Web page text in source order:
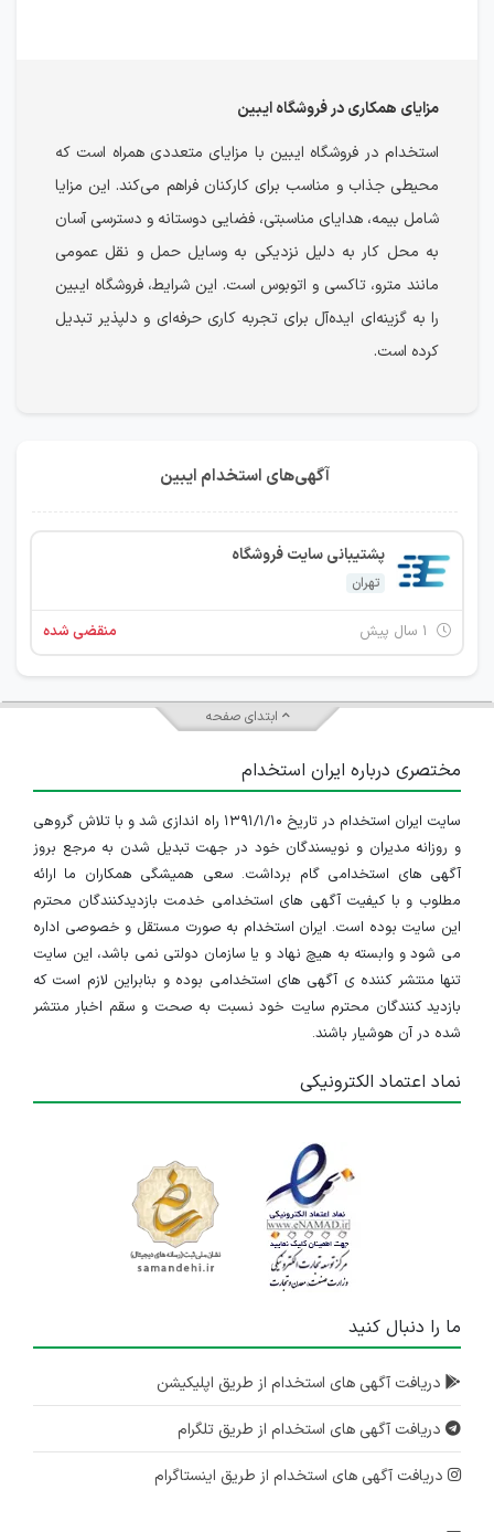
مزایای همکاری در فروشگاه ایبین
استخدام در فروشگاه ایبین با مزایای متعددی همراه است که
محیطی جذاب و مناسب برای کارکنان فراهم می‌کند. این مزایا
شامل بیمه، هدایای مناسبتی، فضایی دوستانه و دسترسی آسان
به محل کار به دلیل نزدیکی به وسایل حمل و نقل عمومی
مانند مترو، تاکسی و اتوبوس است. این شرایط، فروشگاه ایبین
را به گزینه‌ای ایده‌آل برای تجربه کاری حرفه‌ای و دلپذیر تبدیل
کرده است.
آگهی‌های استخدام ایبین
پشتیبانی سایت فروشگاه
تهران
منقضی شده
ابتدای صفحه
مختصری درباره ایران استخدام
سایت ایران استخدام در تاریخ ۱۳۹۱/۱/۱۰ راه اندازی شد و با تلاش گروهی
و روزانه مدیران و نویسندگان خود در جهت تبدیل شدن به مرجع بروز
آگهی های استخدامی گام برداشت. سعی همیشگی همکاران ما ارائه
مطلوب و با کیفیت آگهی های استخدامی خدمت بازدیدکنندگان محترم
این سایت بوده است. ایران استخدام به صورت مستقل و خصوصی اداره
می شود و وابسته به هیچ نهاد و یا سازمان دولتی نمی باشد، این سایت
تنها منتشر کننده ی آگهی های استخدامی بوده و بنابراین لازم است که
بازدید کنندگان محترم سایت خود نسبت به صحت و سقم اخبار منتشر
شده در آن هوشیار باشند.
نماد اعتماد الکترونیکی
ما را دنبال کنید
دریافت آگهی های استخدام از طریق اپلیکیشن
دریافت آگهی های استخدام از طریق تلگرام
دریافت آگهی های استخدام از طریق اینستاگرام